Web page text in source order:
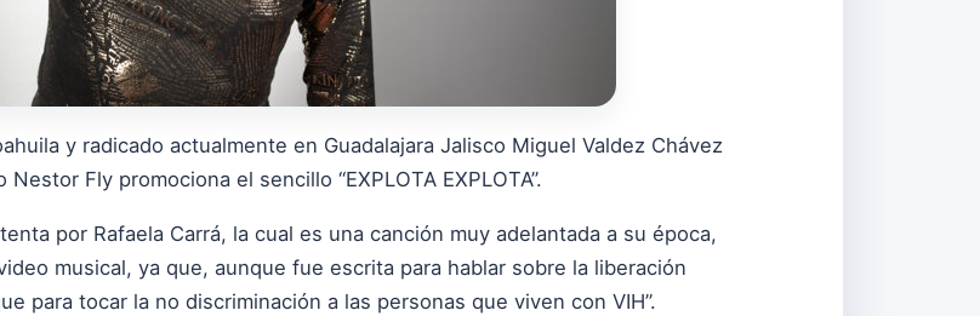
y radicado actualmente en Guadalajara Jalisco Miguel Valdez Chávez
Fly promociona el sencillo “EXPLOTA EXPLOTA”.
por Rafaela Carrá, la cual es una canción muy adelantada a su época,
musical, ya que, aunque fue escrita para hablar sobre la liberación
para tocar la no discriminación a las personas que viven con VIH”.